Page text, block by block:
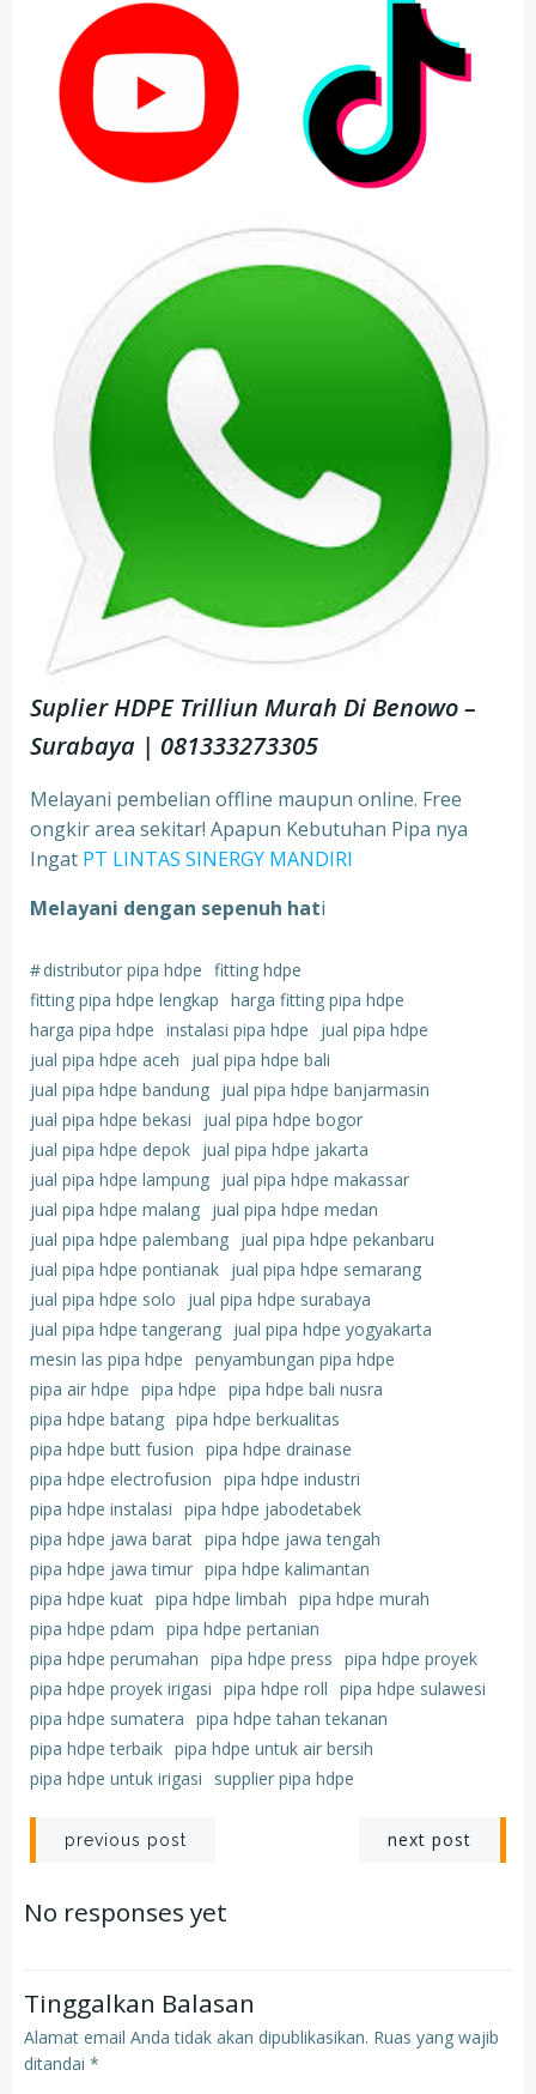
Suplier HDPE Trilliun Murah Di Benowo –
Surabaya | 081333273305
Melayani pembelian offline maupun online. Free
ongkir area sekitar! Apapun Kebutuhan Pipa nya
Ingat PT LINTAS SINERGY MANDIRI
Melayani dengan sepenuh hati
#distributor pipa hdpe fitting hdpe
fitting pipa hdpe lengkap harga fitting pipa hdpe
harga pipa hdpe instalasi pipa hdpe
jual pipa hdpe
jual pipa hdpe aceh
jual pipa hdpe bali
jual pipa hdpe bandung jual pipa hdpe banjarmasin
jual pipa hdpe bekasi
jual pipa hdpe bogor
jual pipa hdpe depok jual pipa hdpe jakarta
jual pipa hdpe lampung jual pipa hdpe makassar
jual pipa hdpe malang jual pipa hdpe medan
jual pipa hdpe palembang jual pipa hdpe pekanbaru
jual pipa hdpe pontianak jual pipa hdpe semarang
jual pipa hdpe solo
jual pipa hdpe surabaya
jual pipa hdpe tangerang jual pipa hdpe yogyakarta
mesin las pipa hdpe penyambungan pipa hdpe
pipa air hdpe pipa hdpe pipa hdpe bali nusra
pipa hdpe batang pipa hdpe berkualitas
pipa hdpe butt fusion pipa hdpe drainase
pipa hdpe electrofusion pipa hdpe industri
pipa hdpe instalasi pipa hdpe jabodetabek
pipa hdpe jawa barat pipa hdpe jawa tengah
pipa hdpe jawa timur pipa hdpe kalimantan
pipa hdpe kuat pipa hdpe limbah pipa hdpe murah
pipa hdpe pdam pipa hdpe pertanian
pipa hdpe perumahan pipa hdpe press pipa hdpe proyek
pipa hdpe proyek irigasi pipa hdpe roll pipa hdpe sulawesi
pipa hdpe sumatera pipa hdpe tahan tekanan
pipa hdpe terbaik pipa hdpe untuk air bersih
pipa hdpe untuk irigasi
supplier pipa hdpe
Post
navigation
previous post next post
No responses yet
Tinggalkan Balasan
Alamat email Anda tidak akan dipublikasikan. Ruas yang wajib
ditandai *